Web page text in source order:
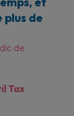
plus de
de
Tax